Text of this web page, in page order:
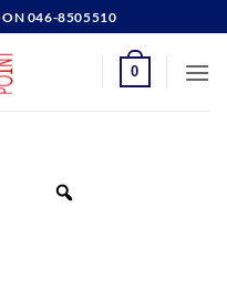
046-8505510
0